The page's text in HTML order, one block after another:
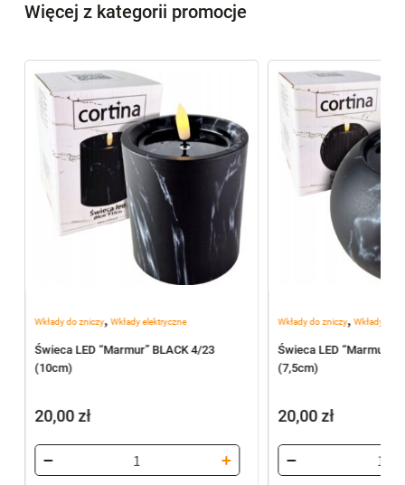
Więcej z kategorii promocje
Wkłady do zniczy, Wkłady elektryczne
Świeca LED “Marmur” BLACK 4/23
(10cm)
20,00zł
Wkłady do zniczy,Wkłady
Świeca LED “Marmur”
(7,5cm)
20,00zł